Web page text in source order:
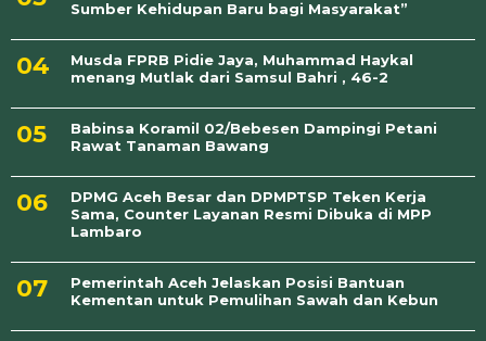
Sumber Kehidupan Baru bagi Masyarakat”
Musda FPRB Pidie Jaya, Muhammad Haykal
menang Mutlak dari Samsul Bahri , 46-2
Babinsa Koramil 02/Bebesen Dampingi Petani
Rawat Tanaman Bawang
DPMG Aceh Besar dan DPMPTSP Teken Kerja
Sama, Counter Layanan Resmi Dibuka di MPP
Lambaro
Pemerintah Aceh Jelaskan Posisi Bantuan
Kementan untuk Pemulihan Sawah dan Kebun